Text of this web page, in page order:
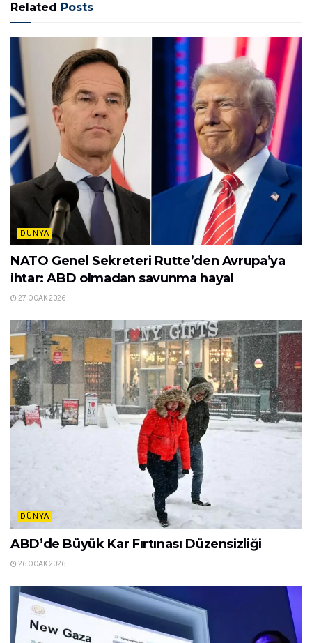
Related Posts
DÜNYA
NATO Genel Sekreteri Rutte’den Avrupa’ya
ihtar: ABD olmadan savunma hayal
27 OCAK 2026
DÜNYA
ABD’de Büyük Kar Fırtınası Düzensizliği
26 OCAK 2026